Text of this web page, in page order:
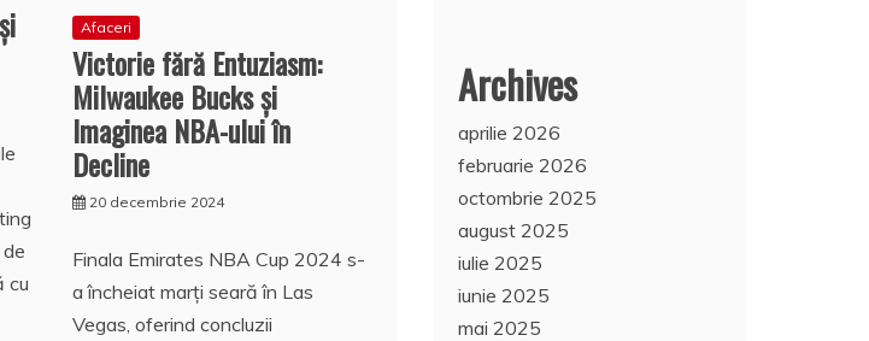
cu
Afaceri
Victorie fără Entuziasm:
Milwaukee Bucks și
Imaginea NBA-ului în
Decline
20 decembrie 2024
Finala Emirates NBA Cup 2024 s-
a încheiat marți seară în Las
Vegas, oferind concluzii
Archives
aprilie 2026
februarie 2026
octombrie 2025
august 2025
iulie 2025
iunie 2025
mai 2025